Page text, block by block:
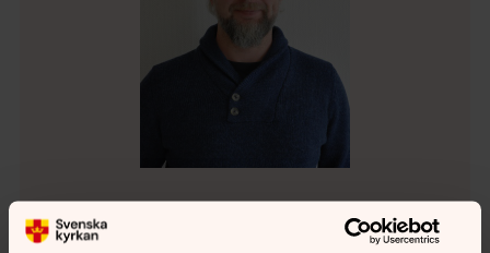
Valdas Siupinis